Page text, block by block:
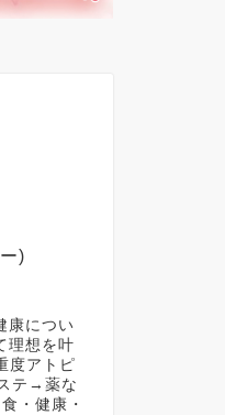
)
康につい
理想を叶
度アトピ
テ→薬な
・健康・